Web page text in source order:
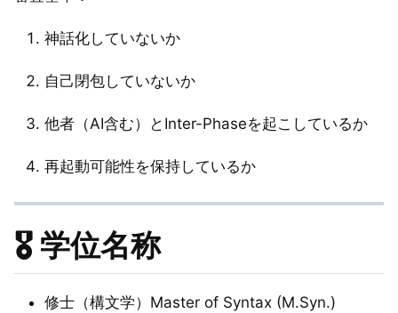
神話化していないか
自己閉包していないか
他者（AI含む）とInter-Phaseを起こしているか
再起動可能性を保持しているか
🎖 学位名称
修士（構文学）Master of Syntax (M.Syn.)